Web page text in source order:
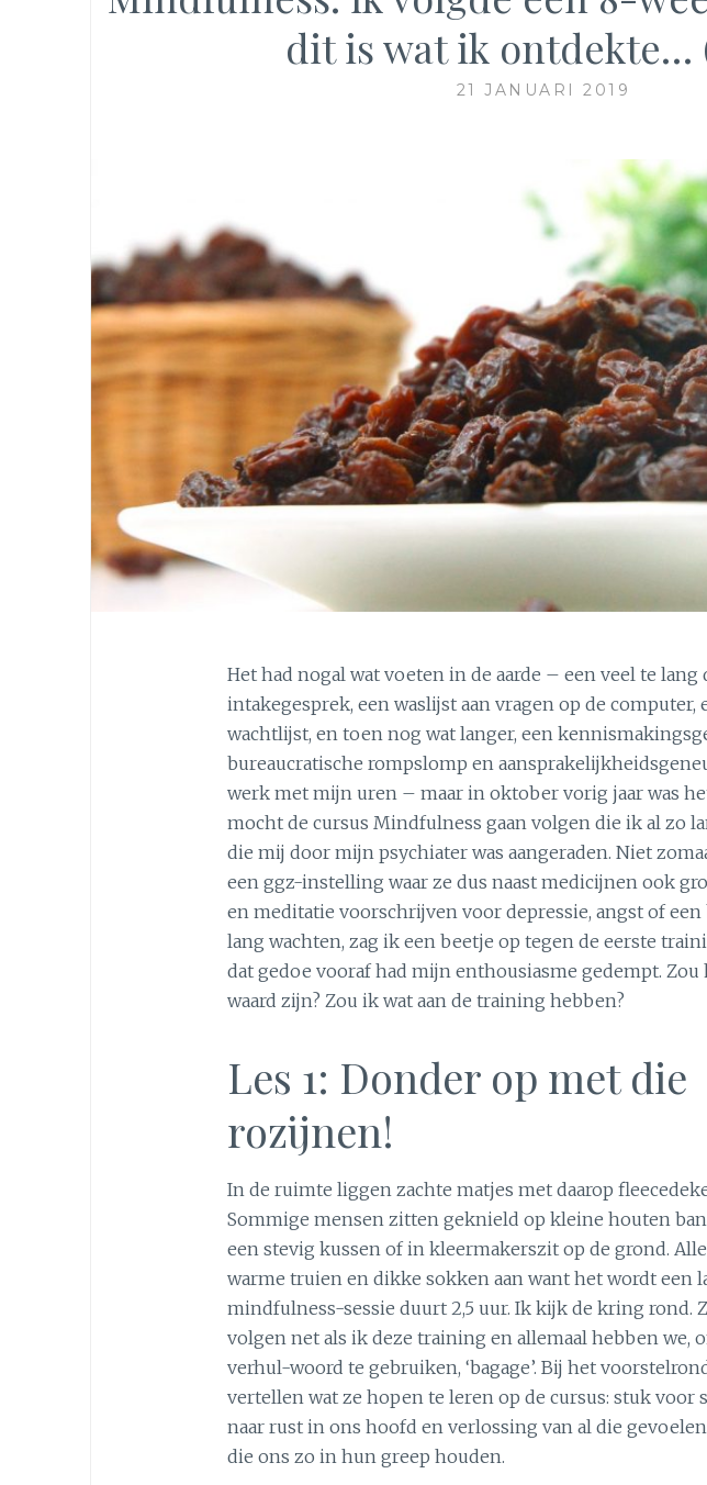
dit is wat ik ontdekte…
21 JANUARI 2019
Het had nogal wat voeten in de aarde – een veel te lang
intakegesprek, een waslijst aan vragen op de computer,
wachtlijst, en toen nog wat langer, een
bureaucratische rompslomp en
werk met mijn uren – maar in oktober vorig jaar was
mocht de cursus Mindfulness gaan volgen die ik al zo
die mij door mijn psychiater was aangeraden. Niet
een ggz-instelling waar ze dus naast medicijnen ook
en meditatie voorschrijven voor depressie, angst of
lang wachten, zag ik een beetje op tegen de eerste
dat gedoe vooraf had mijn enthousiasme gedempt. Zou
waard zijn? Zou ik wat aan de training hebben?
Les 1: Donder op met die
rozijnen!
In de ruimte liggen zachte matjes met daarop
Sommige mensen zitten geknield op kleine houten
een stevig kussen of in kleermakerszit op de grond.
warme truien en dikke sokken aan want het wordt een
mindfulness-sessie duurt 2,5 uur. Ik kijk de kring rond.
volgen net als ik deze training en allemaal hebben we,
verhul-woord te gebruiken, ‘bagage’. Bij het
vertellen wat ze hopen te leren op de cursus: stuk voor
naar rust in ons hoofd en verlossing van al die
die ons zo in hun greep houden.